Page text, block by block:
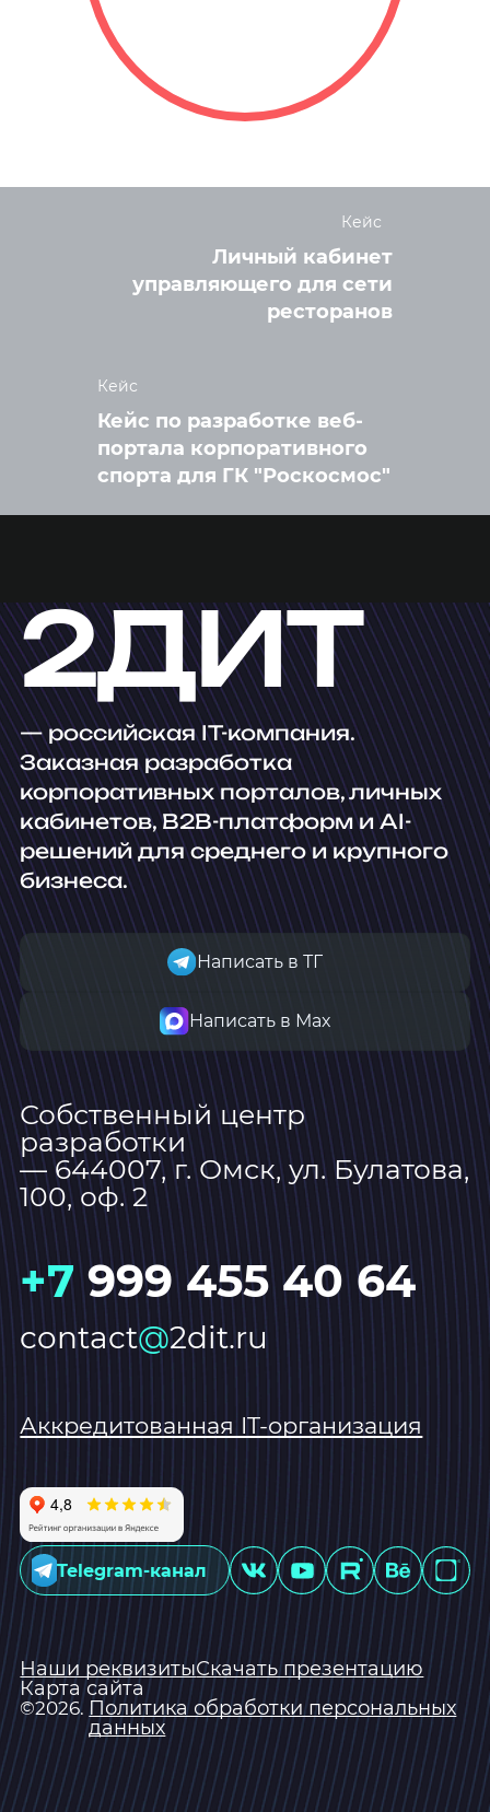
Кейс
Личный кабинет
управляющего для сети
ресторанов
Кейс
Кейс по разработке веб-
портала корпоративного
спорта для ГК "Роскосмос"
2ДИТ
— российская IT-компания.
Заказная разработка
корпоративных порталов, личных
кабинетов, B2B-платформ и AI-
решений для среднего и крупного
бизнеса.
Написать в ТГ
Написать в Мах
Собственный центр
разработки
— 644007, г. Омск, ул. Булатова,
100, оф. 2
+7999 455 40 64
contact@2dit.ru
Аккредитованная IT-организация
Telegram-канал
Наши реквизитыСкачать презентацию
Карта сайта
©2026. Политика обработки персональных
данных